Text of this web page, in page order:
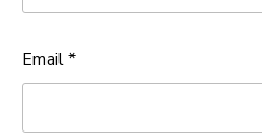
Email*